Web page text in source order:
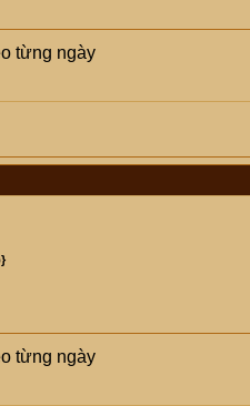
từng ngày
từng ngày